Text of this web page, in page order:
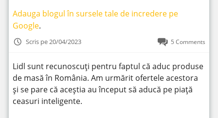
Adauga blogul în sursele tale de incredere pe
Google.
Scris pe 20/04/2023 5 Comments
Lidl sunt recunoscuți pentru faptul că aduc produse
de masă în România. Am urmărit ofertele acestora
și se pare că aceștia au început să aducă pe piață
ceasuri inteligente.